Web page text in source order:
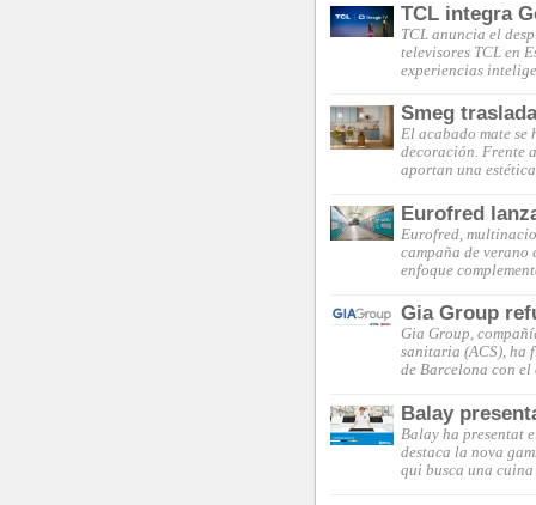
TCL integra
TCL anuncia el
televisores TCL en
experiencias
Smeg
El acabado mate se
decoración. Frente
aportan una
Eurofred
Eurofred,
campaña de verano
enfoque
Gia Group
Gia Group,
sanitaria (ACS), ha
de Barcelona con
Balay
Balay ha presentat
destaca la nova
qui busca una